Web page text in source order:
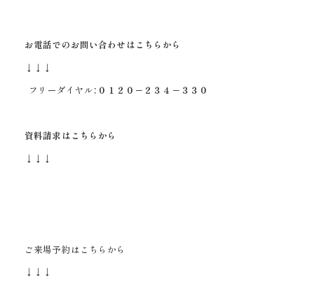
お電話でのお問い合わせはこちらから
↓↓↓
フリーダイヤル： ０１２０－２３４－３３０
資料請求はこちらから
↓↓↓
ご来場予約はこちらから
↓↓↓